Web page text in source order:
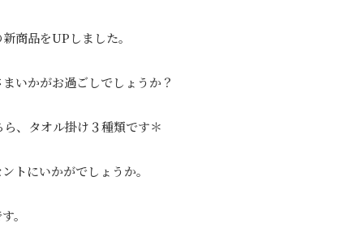
商品をUPしました。
いかがお過ごしでしょうか？
、タオル掛け３種類です＊
トにいかがでしょうか。
。